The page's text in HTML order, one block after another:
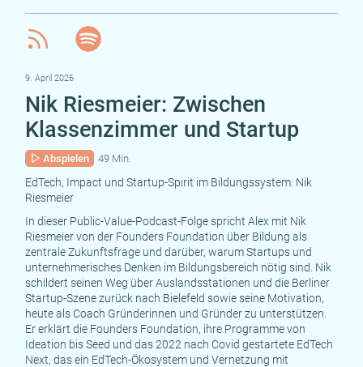
9. April 2026
Nik Riesmeier: Zwischen
Klassenzimmer und Startup
Abspielen 49 Min.
EdTech, Impact und Startup-Spirit im Bildungssystem: Nik
Riesmeier
In dieser Public-Value-Podcast-Folge spricht Alex mit Nik
Riesmeier von der Founders Foundation über Bildung als
zentrale Zukunftsfrage und darüber, warum Startups und
unternehmerisches Denken im Bildungsbereich nötig sind. Nik
schildert seinen Weg über Auslandsstationen und die Berliner
Startup-Szene zurück nach Bielefeld sowie seine Motivation,
heute als Coach Gründerinnen und Gründer zu unterstützen.
Er erklärt die Founders Foundation, ihre Programme von
Ideation bis Seed und das 2022 nach Covid gestartete EdTech
Next, das ein EdTech-Ökosystem und Vernetzung mit